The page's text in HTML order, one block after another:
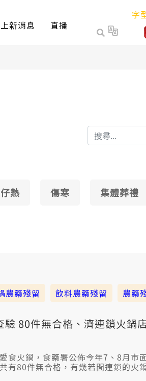
上新消息 直播
字
熱 傷寒 集體葬禮
農藥殘留 飲料農藥殘留 農藥
驗 80件無合格、濟連鎖火鍋
食火鍋，食藥署公佈今年7、8月市
有80件無合格，有幾若間連鎖的火